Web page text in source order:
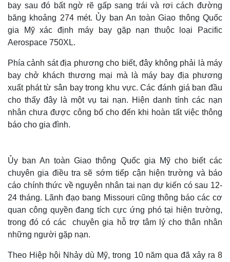
bay sau đó bất ngờ rẽ gấp sang trái và rơi cách đường
băng khoảng 274 mét. Ủy ban An toàn Giao thông Quốc
gia Mỹ xác định máy bay gặp nạn thuộc loại Pacific
Aerospace 750XL.
Phía cảnh sát địa phương cho biết, đây không phải là máy
bay chở khách thương mại mà là máy bay địa phương
xuất phát từ sân bay trong khu vực. Các đánh giá ban đầu
cho thấy đây là một vụ tai nạn. Hiện danh tính các nạn
nhân chưa được công bố cho đến khi hoàn tất việc thông
báo cho gia đình.
Ủy ban An toàn Giao thông Quốc gia Mỹ cho biết các
chuyên gia điều tra sẽ sớm tiếp cận hiện trường và báo
cáo chính thức về nguyên nhân tai nạn dự kiến có sau 12-
24 tháng. Lãnh đạo bang Missouri cũng thông báo các cơ
quan công quyền đang tích cực ứng phó tại hiện trường,
trong đó có các chuyên gia hỗ trợ tâm lý cho thân nhân
những người gặp nạn.
Theo Hiệp hội Nhảy dù Mỹ, trong 10 năm qua đã xảy ra 8